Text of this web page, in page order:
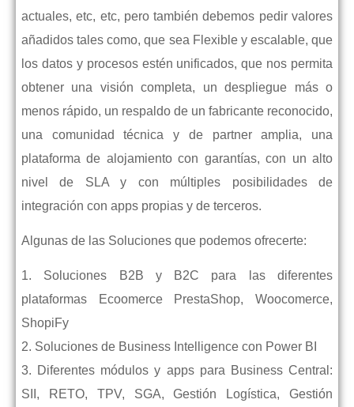
actuales, etc, etc, pero también debemos pedir valores
añadidos tales como, que sea Flexible y escalable, que
los datos y procesos estén unificados, que nos permita
obtener una visión completa, un despliegue más o
menos rápido, un respaldo de un fabricante reconocido,
una comunidad técnica y de partner amplia, una
plataforma de alojamiento con garantías, con un alto
nivel de SLA y con múltiples posibilidades de
integración con apps propias y de terceros.
Algunas de las Soluciones que podemos ofrecerte:
1. Soluciones B2B y B2C para las diferentes
plataformas Ecoomerce PrestaShop, Woocomerce,
ShopiFy
2. Soluciones de Business Intelligence con Power BI
3. Diferentes módulos y apps para Business Central:
SII, RETO, TPV, SGA, Gestión Logística, Gestión